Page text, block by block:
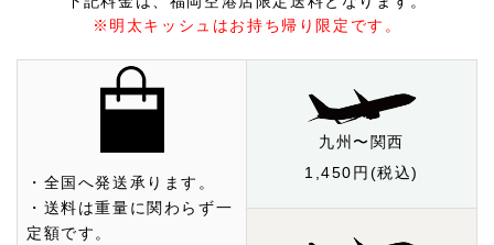
※明太キッシュはお持ち帰り限定です。
・全国へ発送承ります。
・送料は重量に関わらず一
定額です。
九州〜関西
1,450円(税込)